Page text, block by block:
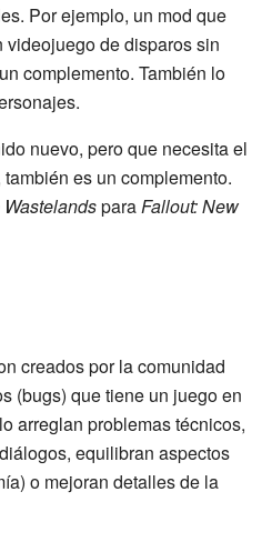
Por ejemplo, un mod que
de disparos sin
complemento. También lo
nuevo, pero que necesita el
es un complemento.
Wastelandspara Fallout: New
creados por la comunidad
(bugs) que tiene un juego en
arreglan problemas técnicos,
equilibran aspectos
o mejoran detalles de la